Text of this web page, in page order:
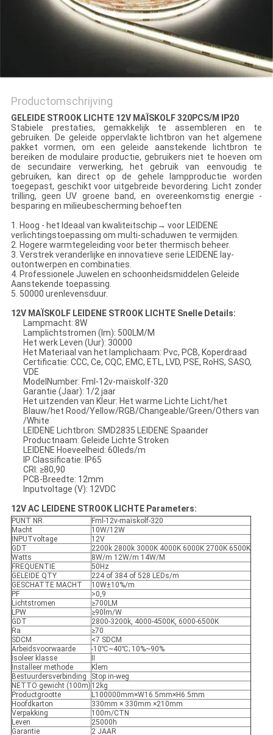
Productomschrijving
GELEIDE STROOK LICHTE 12V MAÏSKOLF 320PCS/M IP20
Stabiele prestaties, gemakkelijk te assembleren en te
gebruiken. De geleide oppervlakte lichtbron van het algemene
pakket vormen, om een geleide aanstekende lichtbron te
bereiken de modulaire productie, gebruikers niet te hoeven om
de secundaire verwerking, het gebruik van eenvoudig te
gebruiken, kan direct op de gehele lampproductie worden
toegepast, geschikt voor uitgebreide bevordering. Licht zonder
trilling, geen UV groene band, en overeenkomstig energie -
besparing en milieubescherming behoeften
1. Hoog - het Ideaal van kwaliteitschip→ voor LEIDENE
verlichtingstoepassing om multi-schaduwen te vermijden.
2. Hogere warmtegeleiding voor beter thermisch beheer.
3. Verstrek veranderlijke en innovatieve serie LEIDENE lay-
outontwerpen en combinaties.
4. Professionele Juwelen en schoonheidsmiddelen Geleide
Aanstekende toepassing.
5. 50000 urenlevensduur.
12V MAÏSKOLF LEIDENE STROOK LICHTE Snelle Details:
Lampmacht: 8W
Lamplichtstromen (lm): 500LM/M
Het werk Leven (Uur): 30000
Het Materiaal van het lamplichaam: Pvc, PCB, Koperdraad
Certificatie: CCC, Ce, CQC, EMC, ETL, LVD, PSE, RoHS, SASO,
VDE
ModelNumber: Fml-12v-maïskolf-320
Garantie (Jaar): 1/2 jaar
Het uitzenden van Kleur: Het warme Lichte Licht/het
Blauw/het Rood/Yellow/RGB/Changeable/Green/Others van
/White
LEIDENE Lichtbron: SMD2835 LEIDENE Spaander
Productnaam: Geleide Lichte Stroken
LEIDENE Hoeveelheid: 60leds/m
IP Classificatie: IP65
CRI: ≥80,90
PCB-Breedte: 12mm
Inputvoltage (V): 12VDC
12V AC LEIDENE STROOK LICHTE Parameters:
PUNT NR.
Fml-12v-maïskolf-320
Macht
10W/12W
INPUTvoltage
12V
GDT
2200k 2800k 3000K 4000K 6000K 2700K 6500K
Watts
8W/m 12W/m 14W/M
FREQUENTIE
50Hz
GELEIDE QTY
224 of 384 of 528 LEDs/m
GESCHATTE MACHT
10W±10%/m
PF
>0,9
Lichtstromen
≥700LM
LPW
≥90lm/W
GDT
2800-3200k, 4000-4500K, 6000-6500K
Ra
≥70
SDCM
<7 SDCM
Arbeidsvoorwaarde
-10℃~40℃; 10%~90%
Isoleer klasse
Installeer methode
Klem
Bestuurdersverbinding
Stop in-weg
NETTO gewicht (100m) 12kg
Productgrootte
L100000mm×W16.5mm×H6.5mm
Hoofdkarton
330mm × 330mm ×210mm
Verpakking
100m/CTN
Leven
25000h
Garantie
2 JAAR